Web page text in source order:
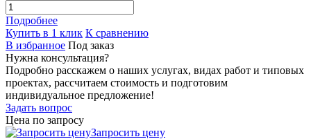
Подробнее
Купить в 1 клик К сравнению
В избранное Под заказ
Нужна консультация?
Подробно расскажем о наших услугах, видах работ и типовых
проектах, рассчитаем стоимость и подготовим
индивидуальное предложение!
Задать вопрос
Цена по запросу
Запросить цену